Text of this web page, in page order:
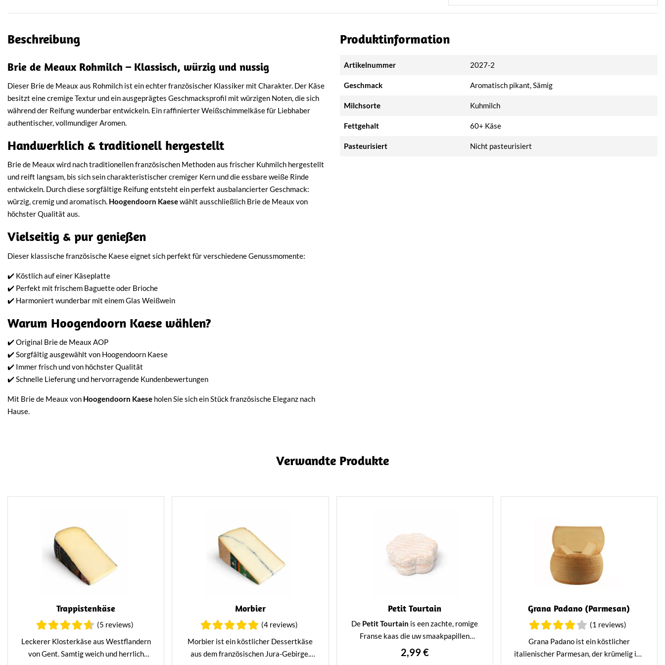
Beschreibung
Brie de Meaux Rohmilch – Klassisch, würzig und nussig
Dieser Brie de Meaux aus Rohmilch ist ein echter französischer Klassiker mit Charakter. Der Käse
besitzt eine cremige Textur und ein ausgeprägtes Geschmacksprofil mit würzigen Noten, die sich
während der Reifung wunderbar entwickeln. Ein raffinierter Weißschimmelkäse für Liebhaber
authentischer, vollmundiger Aromen.
Handwerklich & traditionell hergestellt
Brie de Meaux wird nach traditionellen französischen Methoden aus frischer Kuhmilch hergestellt
und reift langsam, bis sich sein charakteristischer cremiger Kern und die essbare weiße Rinde
entwickeln. Durch diese sorgfältige Reifung entsteht ein perfekt ausbalancierter Geschmack:
würzig, cremig und aromatisch. Hoogendoorn Kaesewählt ausschließlich Brie de Meaux von
höchster Qualität aus.
Vielseitig & pur genießen
Dieser klassische französische Kaese eignet sich perfekt für verschiedene Genussmomente:
✔️ Köstlich auf einer Käseplatte
✔️ Perfekt mit frischem Baguette oder Brioche
✔️ Harmoniert wunderbar mit einem Glas Weißwein
Warum Hoogendoorn Kaese wählen?
✔️ Original Brie de Meaux AOP
✔️ Sorgfältig ausgewählt von Hoogendoorn Kaese
✔️ Immer frisch und von höchster Qualität
✔️ Schnelle Lieferung und hervorragende Kundenbewertungen
Mit Brie de Meaux von Hoogendoorn Kaese holen Sie sich ein Stück französische Eleganz nach
Hause.
Produktinformation
Artikelnummer 2027-2
Geschmack Aromatisch pikant, Sämig
Milchsorte Kuhmilch
Fettgehalt 60+ Käse
Pasteurisiert Nicht pasteurisiert
Verwandte Produkte
Trappistenkäse
(5 reviews)
Leckerer Klosterkäse aus Westflandern
von Gent. Samtig weich und herrlich
Morbier
(4 reviews)
Morbier ist ein köstlicher Dessertkäse
aus dem französischen Jura-Gebirge.
Petit Tourtain
De Petit Tourtain is een zachte, romige
Franse kaas die uw smaakpapillen
verwent met een verfijnde en subtiel
aromatische smaak. Met zijn delicate,
2,99 €
Grana Padano (Parmesan)
(1 reviews)
Grana Padano ist ein köstlicher
italienischer Parmesan, der krümelig ist.